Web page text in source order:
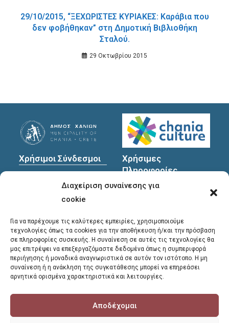
Διαχείριση συναίνεσης για
cookie
Για να παρέχουμε τις καλύτερες εμπειρίες, χρησιμοποιούμε
τεχνολογίες όπως τα cookies για την αποθήκευση ή/και την πρόσβαση
σε πληροφορίες συσκευής. Η συναίνεση σε αυτές τις τεχνολογίες θα
μας επιτρέψει να επεξεργαζόμαστε δεδομένα όπως η συμπεριφορά
περιήγησης ή μοναδικά αναγνωριστικά σε αυτόν τον ιστότοπο. Η μη
συναίνεση ή η ανάκληση της συγκατάθεσης μπορεί να επηρεάσει
αρνητικά ορισμένα χαρακτηριστικά και λειτουργίες.
Αποδέχομαι
29/10/2015, “ΞΕΧΩΡΙΣΤΕΣ ΚΥΡΙΑΚΕΣ: Καράβια που
δεν φοβήθηκαν” στη Δημοτική Βιβλιοθήκη
Σταλού.
29 Οκτωβρίου 2015
Χρήσιμοι Σύνδεσμοι
Προσωπικών
Χρήσιμες
Πληροφορίες
Διεύθυνση
Χανιά, 731 35
Τηλέφωνα
επικοινωνίας:
28213 41661
28213
E-mail
library@chania.gr